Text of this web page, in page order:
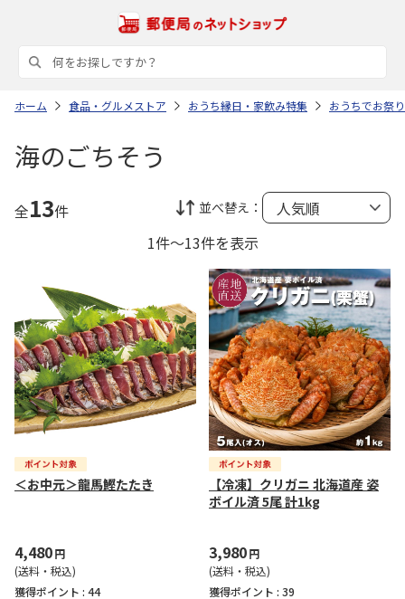
ホーム 食品・グルメストア おうち縁日・家飲み特集 おうちでお祭
海のごちそう
全13件 並べ替え：
1件～13件を表示
＜お中元＞龍馬鰹たたき
4,480円
(送料・税込)
獲得ポイント : 44
【冷凍】クリガニ 北海道産 姿
ボイル済 5尾 計1kg
3,980円
(送料・税込)
獲得ポイント : 39